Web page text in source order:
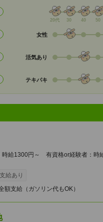
20代 30 40 50
女性
活気あり
テキパキ
時給1300円～ 有資格or経験者：
給あり
額支給（ガソリン代もOK）